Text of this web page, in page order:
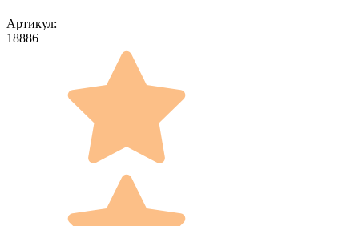
Артикул:
18886